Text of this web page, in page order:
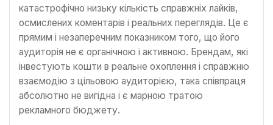
катастрофічно низьку кількість справжніх лайків,
осмислених коментарів і реальних переглядів. Це є
прямим і незаперечним показником того, що його
аудиторія не є органічною і активною. Брендам, які
інвестують кошти в реальне охоплення і справжню
взаємодію з цільовою аудиторією, така співпраця
абсолютно не вигідна і є марною тратою
рекламного бюджету.